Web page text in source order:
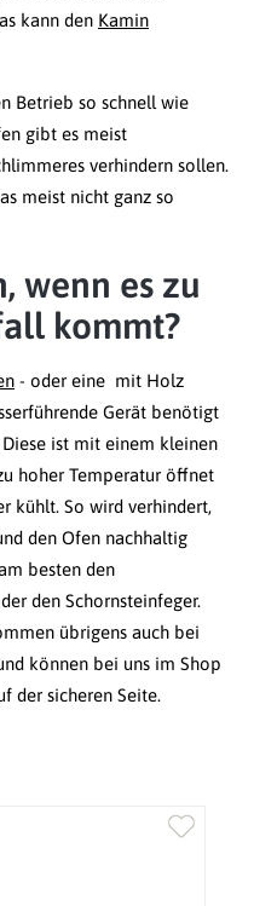
kann den Kamin
Betrieb so schnell wie
gibt es meist
verhindern sollen.
meist nicht ganz so
wenn es zu
kommt?
- oder eine mit Holz
Gerät benötigt
ist mit einem kleinen
hoher Temperatur öffnet
kühlt. So wird verhindert,
den Ofen nachhaltig
besten den
den Schornsteinfeger.
übrigens auch bei
können bei uns im Shop
der sicheren Seite.